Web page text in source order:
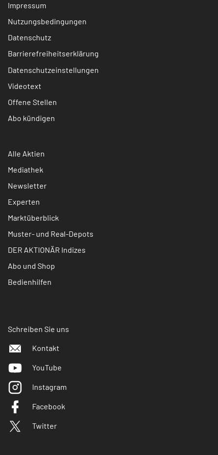
Impressum
Nutzungsbedingungen
Datenschutz
Barrierefreiheitserklärung
Datenschutzeinstellungen
Videotext
Offene Stellen
Abo kündigen
Alle Aktien
Mediathek
Newsletter
Experten
Marktüberblick
Muster- und Real-Depots
DER AKTIONÄR Indizes
Abo und Shop
Bedienhilfen
Schreiben Sie uns
Kontakt
YouTube
Instagram
Facebook
Twitter